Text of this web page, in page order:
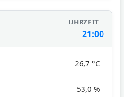
21:00
26,7 °C
53,0 %